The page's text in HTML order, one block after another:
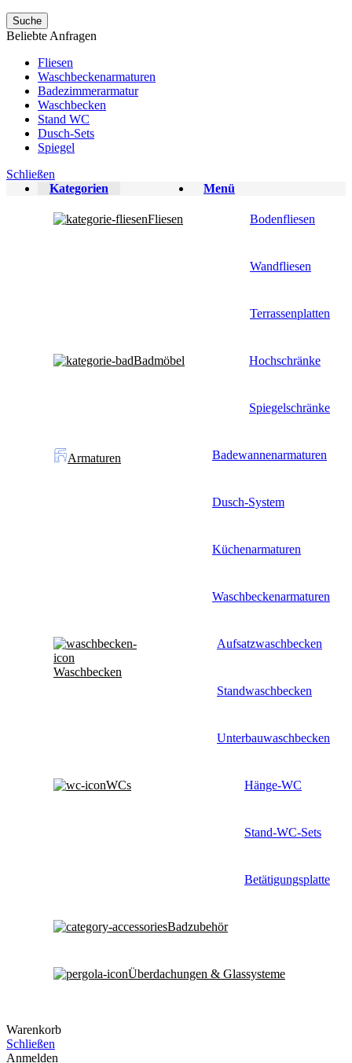
Suche
Beliebte Anfragen
Fliesen
Waschbeckenarmaturen
Badezimmerarmatur
Waschbecken
Stand WC
Dusch-Sets
Spiegel
Schließen
Menü
Kategorien
Fliesen Bodenfliesen
Wandfliesen
Terrassenplatten
Badmöbel Hochschränke
Spiegelschränke
Armaturen Badewannenarmaturen
Dusch-System
Küchenarmaturen
Waschbeckenarmaturen
Waschbecken
Aufsatzwaschbecken
Standwaschbecken
Unterbauwaschbecken
WCs Hänge-WC
Stand-WC-Sets
Betätigungsplatte
Badzubehör
Überdachungen & Glassysteme
Warenkorb
Schließen
Anmelden